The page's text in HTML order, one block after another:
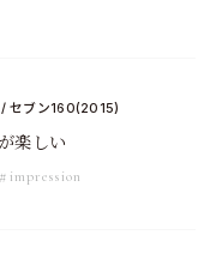
セブン160(2015)
楽しい
#impression